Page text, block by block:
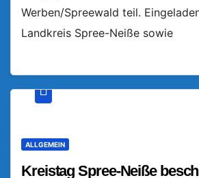
Werben/Spreewald teil.
Landkreis Spree-Neiße sowie
ALLGEMEIN
Kreistag Spree-Neiße